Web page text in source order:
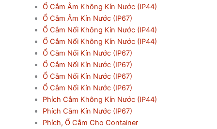
Ổ Cắm Âm Không Kín Nước (IP44)
Ổ Cắm Âm Kín Nước (IP67)
Ổ Cắm Nối Không Kín Nước (IP44)
Ổ Cắm Nổi Không Kín Nước (IP44)
Ổ Cắm Nổi Kín Nước (IP67)
Ổ Cắm Nối Kín Nước (IP67)
Ổ Cắm Nổi Kín Nước (IP67)
Ổ Cắm Nối Kín Nước (IP67)
Phích Cắm Không Kín Nước (IP44)
Phích Cắm Kín Nước (IP67)
Phích, Ổ Cắm Cho Container